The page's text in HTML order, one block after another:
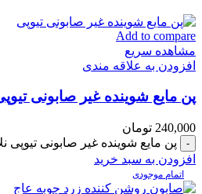
Add to compare
مشاهده سریع
افزودن به علاقه مندی
پن مایع شوینده غیر صابونی
240,000 تومان
پن مایع شوینده غیر صابونی تیوپی
افزودن به سبد خرید
اتمام موجودی